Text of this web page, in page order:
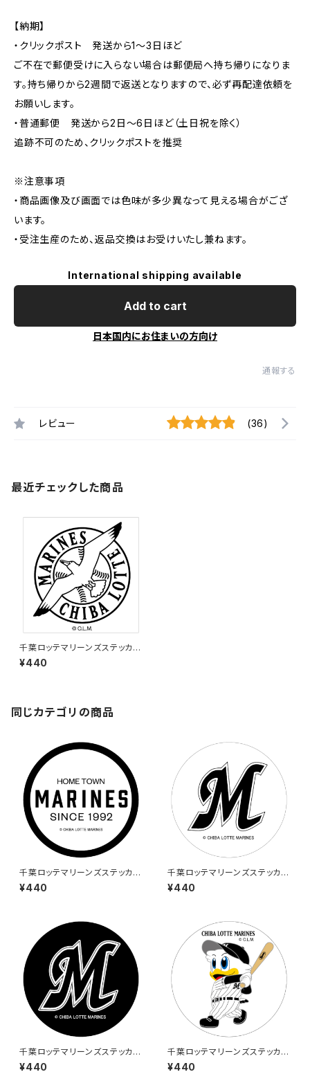
【納期】
・クリックポスト 発送から1〜3日ほど
ご不在で郵便受けに入らない場合は郵便局へ持ち帰りになりま
す。持ち帰りから2週間で返送となりますので、必ず再配達依頼を
お願いします。
・普通郵便 発送から2日〜6日ほど（土日祝を除く）
追跡不可のため、クリックポストを推奨
※注意事項
・商品画像及び画面では色味が多少異なって見える場合がござ
います。
・受注生産のため、返品交換はお受けいたし兼ねます。
International shipping available
Add to cart
日本国内にお住まいの方向け
通報する
レビュー (36)
最近チェックした商品
千葉ロッテマリーンズステッカー
1
¥440
同じカテゴリの商品
千葉ロッテマリーンズステッカー
4
¥440
千葉ロッテマリーンズステッカー
5
¥440
千葉ロッテマリーンズステッカー
6
¥440
千葉ロッテマリーンズステッカー
8
¥440